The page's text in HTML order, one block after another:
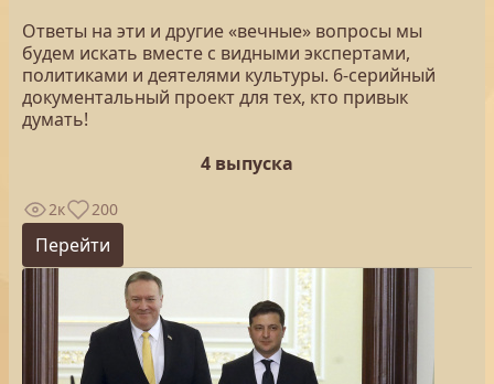
Ответы на эти и другие «вечные» вопросы мы
будем искать вместе с видными экспертами,
политиками и деятелями культуры. 6-серийный
документальный проект для тех, кто привык
думать!
4 выпуска
2к 200
Перейти